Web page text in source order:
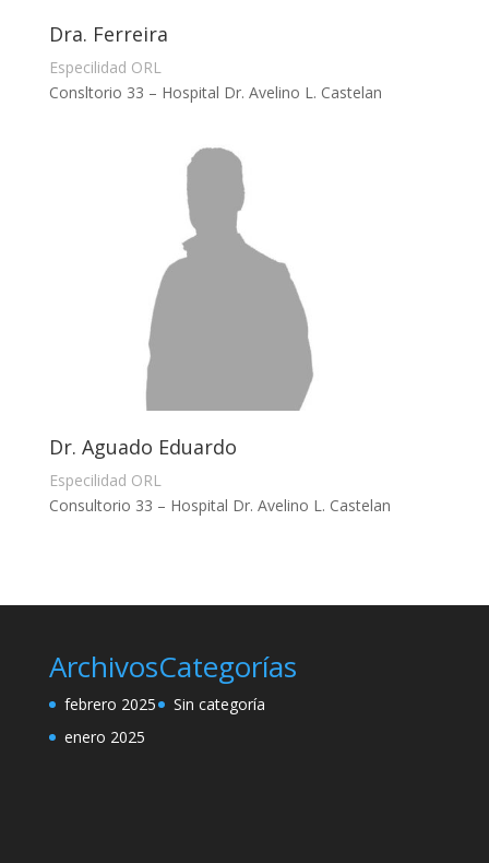
Dra. Ferreira
Especilidad ORL
Consltorio 33 – Hospital Dr. Avelino L. Castelan
Dr. Aguado Eduardo
Especilidad ORL
Consultorio 33 – Hospital Dr. Avelino L. Castelan
Archivos
febrero 2025
enero 2025
Categorías
Sin categoría